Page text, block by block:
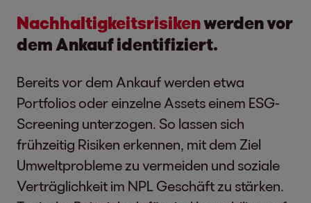
Nachhaltigkeitsrisikenwerden vor
dem Ankauf identifiziert.
Bereits vor dem Ankauf werden etwa
Portfolios oder einzelne Assets einem ESG-
Screening unterzogen. So lassen sich
frühzeitig Risiken erkennen, mit dem Ziel
Umweltprobleme zu vermeiden und soziale
Verträglichkeit im NPL Geschäft zu stärken.